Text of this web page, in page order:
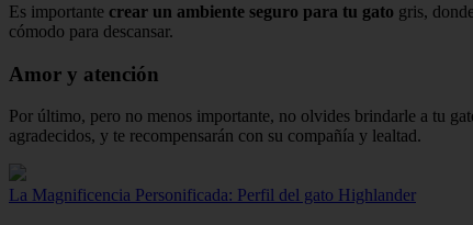
Es importante crear un ambiente seguro para tu gato gris,
cómodo para descansar.
Amor y atención
Por último, pero no menos importante, no olvides brindarle a tu
agradecidos, y te recompensarán con su compañía y lealtad.
La Magnificencia Personificada: Perfil del gato Highlander